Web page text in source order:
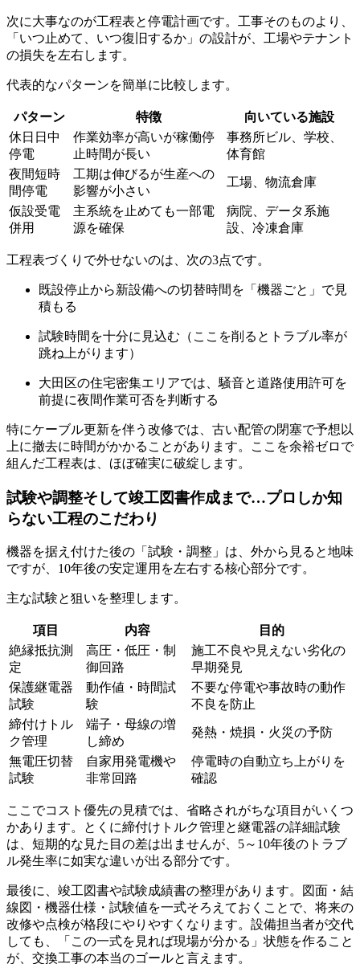
次に大事なのが工程表と停電計画です。工事そのものより、
「いつ止めて、いつ復旧するか」の設計が、工場やテナント
の損失を左右します。
代表的なパターンを簡単に比較します。
パターン 特徴
向いている施設
休日日中
停電
作業効率が高いが稼働停
止時間が長い
事務所ビル、学校、
体育館
夜間短時
間停電
工期は伸びるが生産への
影響が小さい
工場、物流倉庫
仮設受電
併用
主系統を止めても一部電
源を確保
病院、データ系施
設、冷凍倉庫
工程表づくりで外せないのは、次の3点です。
既設停止から新設備への切替時間を「機器ごと」で見
積もる
試験時間を十分に見込む（ここを削るとトラブル率が
跳ね上がります）
大田区の住宅密集エリアでは、騒音と道路使用許可を
前提に夜間作業可否を判断する
特にケーブル更新を伴う改修では、古い配管の閉塞で予想以
上に撤去に時間がかかることがあります。ここを余裕ゼロで
組んだ工程表は、ほぼ確実に破綻します。
試験や調整そして竣工図書作成まで…プロしか知
らない工程のこだわり
機器を据え付けた後の「試験・調整」は、外から見ると地味
ですが、10年後の安定運用を左右する核心部分です。
主な試験と狙いを整理します。
項目 内容
目的
絶縁抵抗測
定
高圧・低圧・制
御回路
施工不良や見えない劣化の
早期発見
保護継電器
試験
動作値・時間試
験
不要な停電や事故時の動作
不良を防止
締付けトル
ク管理
端子・母線の増
し締め
発熱・焼損・火災の予防
無電圧切替
試験
自家用発電機や
非常回路
停電時の自動立ち上がりを
確認
ここでコスト優先の見積では、省略されがちな項目がいくつ
かあります。とくに締付けトルク管理と継電器の詳細試験
は、短期的な見た目の差は出ませんが、5～10年後のトラブ
ル発生率に如実な違いが出る部分です。
最後に、竣工図書や試験成績書の整理があります。図面・結
線図・機器仕様・試験値を一式そろえておくことで、将来の
改修や点検が格段にやりやすくなります。設備担当者が交代
しても、「この一式を見れば現場が分かる」状態を作ること
が、交換工事の本当のゴールと言えます。